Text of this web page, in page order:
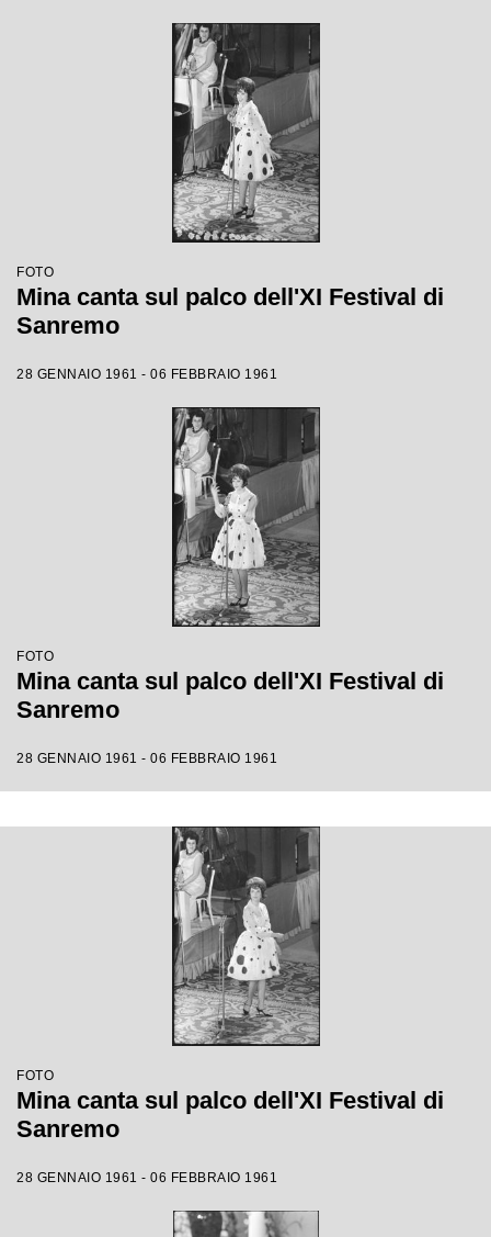
FOTO
Mina canta sul palco dell'XI Festival di
Sanremo
28 GENNAIO 1961 - 06 FEBBRAIO 1961
FOTO
Mina canta sul palco dell'XI Festival di
Sanremo
28 GENNAIO 1961 - 06 FEBBRAIO 1961
FOTO
Mina canta sul palco dell'XI Festival di
Sanremo
28 GENNAIO 1961 - 06 FEBBRAIO 1961